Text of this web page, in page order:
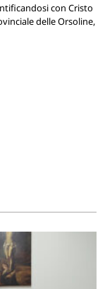
con Cristo
delle Orsoline,